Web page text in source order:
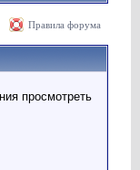
Правила форума
просмотреть